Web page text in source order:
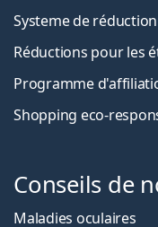
Systeme de réduction
Réductions pour les
Programme
Shopping eco-
Conseils de
Maladies oculaires